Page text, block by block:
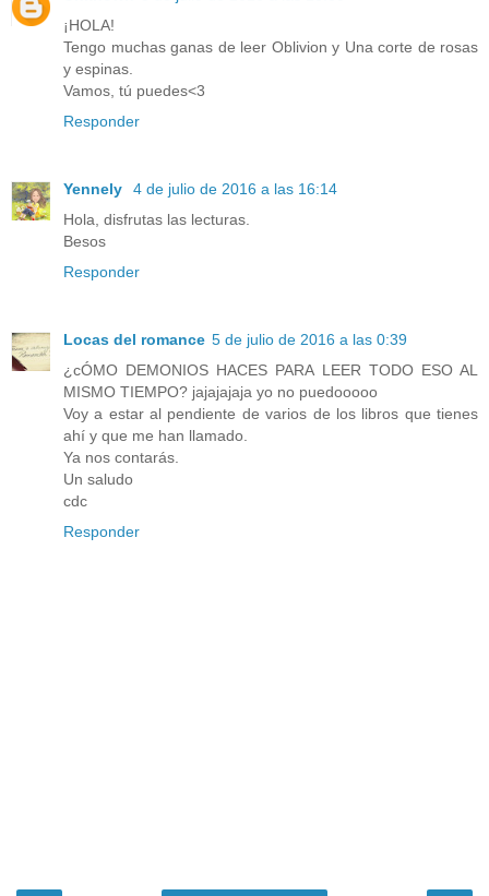
¡HOLA!
Tengo muchas ganas de leer Oblivion y Una corte de rosas
y espinas.
Vamos, tú puedes<3
Responder
Yennely
4 de julio de 2016 a las 16:14
Hola, disfrutas las lecturas.
Besos
Responder
Locas del romance 5 de julio de 2016 a las 0:39
¿cÓMO DEMONIOS HACES PARA LEER TODO ESO AL
MISMO TIEMPO? jajajajaja yo no puedooooo
Voy a estar al pendiente de varios de los libros que tienes
ahí y que me han llamado.
Ya nos contarás.
Un saludo
cdc
Responder